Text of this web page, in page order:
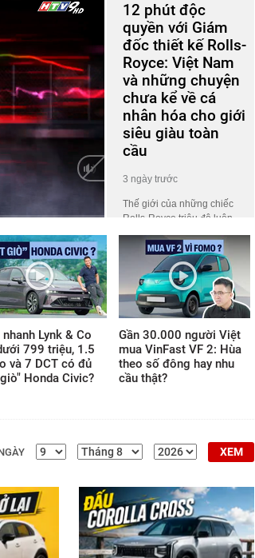
12 phút độc
quyền với Giám
đốc thiết kế Rolls-
Royce: Việt Nam
và những chuyện
chưa kể về cá
nhân hóa cho giới
siêu giàu toàn
cầu
3 ngày trước
Thế giới của những chiếc
Rolls-Royce triệu đô luôn
phủ một lớp màn bí ẩn khiến
công chúng tò mò. Ở đó, giá
trị không nằm ở những khối
động cơ gầm rú hay logo
lấp lánh, mà ẩn giấu trong
những tiêu chuẩn chế tác
khắt khe thách thức mọi giới
hạn thông thường của thế
giới vật chất.
Lynk & Co
799 triệu, 1.5
và 7 DCT có đủ
Honda Civic?
Gần 30.000 người Việt
mua VinFast VF 2: Hùa
theo số đông hay nhu
cầu thật?
XEM